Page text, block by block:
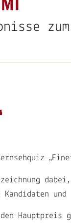
zum
dabei,
Kandidaten
Hauptpreis